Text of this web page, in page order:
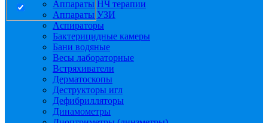
Аппараты НЧ терапии
Аппараты УЗИ
Аспираторы
Бактерицидные камеры
Бани водяные
Весы лабораторные
Встряхиватели
Дерматоскопы
Деструкторы игл
Дефибрилляторы
Динамометры